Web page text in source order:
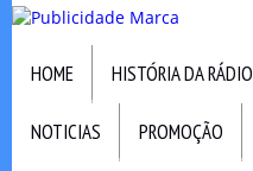
HOME HISTÓRIA DA RÁDIO
NOTICIAS PROMOÇÃO